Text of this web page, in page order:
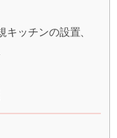
ッチンの設置、